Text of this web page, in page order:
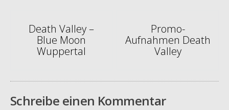
Artikel-
Navigation
Death Valley –
Blue Moon
Wuppertal
Promo-
Aufnahmen Death
Valley
Schreibe einen Kommentar